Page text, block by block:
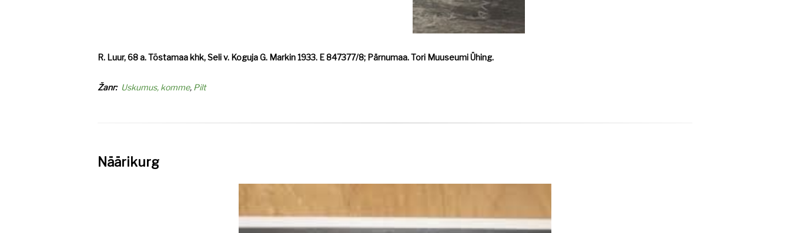
R. Luur, 68 a. Tõstamaa khk, Seli v. Koguja G. Markin 1933. E 847377/8; Pärnumaa. Tori Muuseumi Ühing.
Žanr Uskumus, komme Pilt
Näärikurg